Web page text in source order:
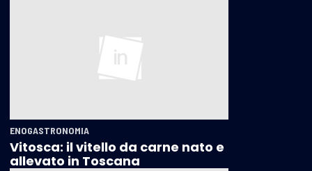
ENOGASTRONOMIA
Vitosca: il vitello da carne nato e
allevato in Toscana